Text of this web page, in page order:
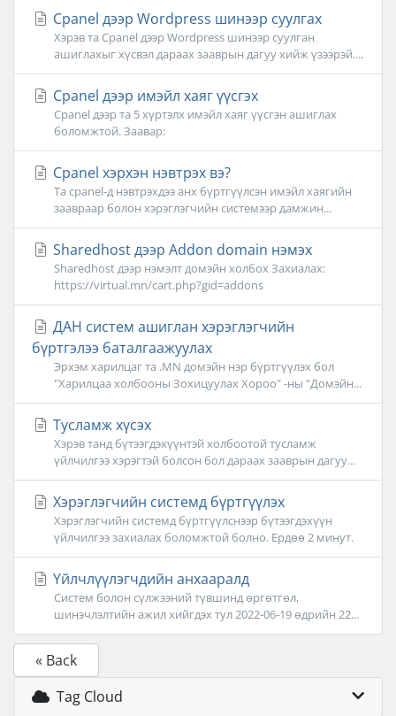
Cpanel дээр Wordpress шинээр суулгах
Хэрэв та Cpanel дээр Wordpress шинээр суулган
ашиглахыг хүсвэл дараах зааврын дагуу хийж үзээрэй....
Cpanel дээр имэйл хаяг үүсгэх
Cpanel дээр та 5 хүртэлх имэйл хаяг үүсгэн ашиглах
боломжтой. Заавар:
Cpanel хэрхэн нэвтрэх вэ?
Та cpanel-д нэвтрэхдээ анх бүртгүүлсэн имэйл хаягийн
заавраар болон хэрэглэгчийн системээр дамжин...
Sharedhost дээр Addon domain нэмэх
Sharedhost дээр нэмэлт домэйн холбох Захиалах:
https://virtual.mn/cart.php?gid=addons
ДАН систем ашиглан хэрэглэгчийн
бүртгэлээ баталгаажуулах
Эрхэм харилцаг та .MN домэйн нэр бүртгүүлэх бол
"Харилцаа холбооны Зохицуулах Хороо" -ны "Домэйн...
Тусламж хүсэх
Хэрэв танд бүтээгдэхүүнтэй холбоотой тусламж
үйлчилгээ хэрэгтэй болсон бол дараах зааврын дагуу...
Хэрэглэгчийн системд бүртгүүлэх
Хэрэглэгчийн системд бүртгүүлснээр бүтээгдэхүүн
үйлчилгээ захиалах боломжтой болно. Ердөө 2 минут.
Үйлчлүүлэгчдийн анхааралд
Систем болон сүлжээний түвшинд өргөтгөл,
шинэчлэлтийн ажил хийгдэх тул 2022-06-19 өдрийн 22...
« Back
Tag Cloud